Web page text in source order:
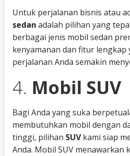
Untuk perjalanan bisnis atau
sedan adalah pilihan yang
berbagai jenis mobil sedan
kenyamanan dan fitur lengkap
perjalanan Anda semakin
4. Mobil SUV
Bagi Anda yang suka
membutuhkan mobil dengan
tinggi, pilihan SUVkami siap
Anda. Mobil SUV menawarkan